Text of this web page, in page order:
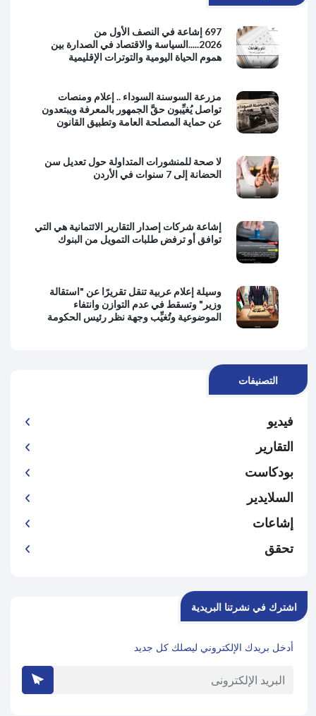
697 إشاعة في النصف الأول من
2026.....السياسة والاقتصاد في الصدارة بين
هموم الحياة اليومية والتوترات الإقليمية
مزرعة السوسنة السوداء .. إعلام ومنصات
تواصل يُغيِّبون حقَّ الجمهور بالمعرفة ويبتعدون
عن حماية المصلحة العامة وتطبيق القانون
لا صحة للمنشورات المتداولة حول تعديل سن
الحضانة إلى 7 سنوات في الأردن
إشاعة شركات إصدار التقارير الائتمانية هي التي
توافق أو ترفض طلبات التمويل من البنوك
وسيلة إعلام عربية تنقل تقريرًا عن "استقالة
وزير" وتسقط في عدم التوازن وانتفاء
الموضوعية وتُغيِّب وجهة نظر رئيس الحكومة
التصنيفات
فيديو
التقارير
بودكاست
السلايدير
إشاعات
تحقق
اشترك في نشرتنا البريدية
أدخل بريدك الإلكتروني ليصلك كل جديد